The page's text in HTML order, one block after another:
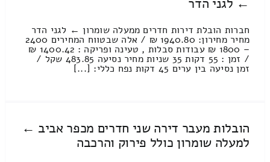
חברות הובלת דירות חדרים ממעלה שומרון ← לגני הדר
מחיר מחירון: 1940.80 ₪ / אלה שבטווח המחירים 2400
– 1800 ₪ עבודות סבלות , טעינה ופריקה : 1400.42 ₪
/ זמן : 55 דקות 35 שניות מחיר נסיעה 483.85 שקל /
זמן נסיעה בין ערים 45 דקות נפח כללי: [...]
הובלות מעבר דירה שני חדרים מכפר אביב ←
למעלה שומרון כולל פירוק והרכבה